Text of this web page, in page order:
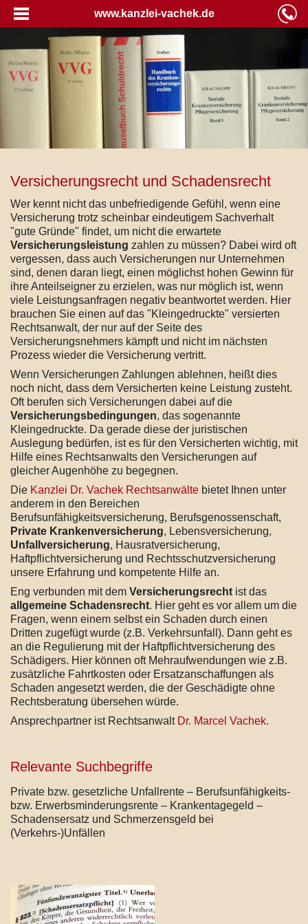
www.kanzlei-vachek.de
Versicherungsrecht und Schadensrecht
Wer kennt nicht das unbefriedigende Gefühl, wenn eine
Versicherung trotz scheinbar eindeutigem Sachverhalt
"gute Gründe" findet, um nicht die erwartete
Versicherungsleistung zahlen zu müssen? Dabei wird oft
vergessen, dass auch Versicherungen nur Unternehmen
sind, denen daran liegt, einen möglichst hohen Gewinn für
ihre Anteilseigner zu erzielen, was nur möglich ist, wenn
viele Leistungsanfragen negativ beantwortet werden. Hier
brauchen Sie einen auf das "Kleingedruckte" versierten
Rechtsanwalt, der nur auf der Seite des
Versicherungsnehmers kämpft und nicht im nächsten
Prozess wieder die Versicherung vertritt.
Wenn Versicherungen Zahlungen ablehnen, heißt dies
noch nicht, dass dem Versicherten keine Leistung zusteht.
Oft berufen sich Versicherungen dabei auf die
Versicherungsbedingungen, das sogenannte
Kleingedruckte. Da gerade diese der juristischen
Auslegung bedürfen, ist es für den Versicherten wichtig, mit
Hilfe eines Rechtsanwalts den Versicherungen auf
gleicher Augenhöhe zu begegnen.
Die Kanzlei Dr. Vachek Rechtsanwälte bietet Ihnen unter
anderem in den Bereichen
Berufsunfähigkeitsversicherung, Berufsgenossenschaft,
Private Krankenversicherung, Lebensversicherung,
Unfallversicherung, Hausratversicherung,
Haftpflichtversicherung und Rechtsschutzversicherung
unsere Erfahrung und kompetente Hilfe an.
Eng verbunden mit dem Versicherungsrecht ist das
allgemeine Schadensrecht. Hier geht es vor allem um die
Fragen, wenn einem selbst ein Schaden durch einen
Dritten zugefügt wurde (z.B. Verkehrsunfall). Dann geht es
an die Regulierung mit der Haftpflichtversicherung des
Schädigers. Hier können oft Mehraufwendungen wie z.B.
zusätzliche Fahrtkosten oder Ersatzanschaffungen als
Schaden angesetzt werden, die der Geschädigte ohne
Rechtsberatung übersehen würde.
Ansprechpartner ist Rechtsanwalt Dr. Marcel Vachek.
Relevante Suchbegriffe
Private bzw. gesetzliche Unfallrente – Berufsunfähigkeits-
bzw. Erwerbsminderungsrente – Krankentagegeld –
Schadensersatz und Schmerzensgeld bei
(Verkehrs-)Unfällen